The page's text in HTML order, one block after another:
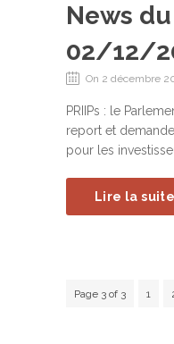
News du
02/12/
On 2 décembre
PRIIPs : le
report et
pour les
Lire la suite
Page 3 of 3 1